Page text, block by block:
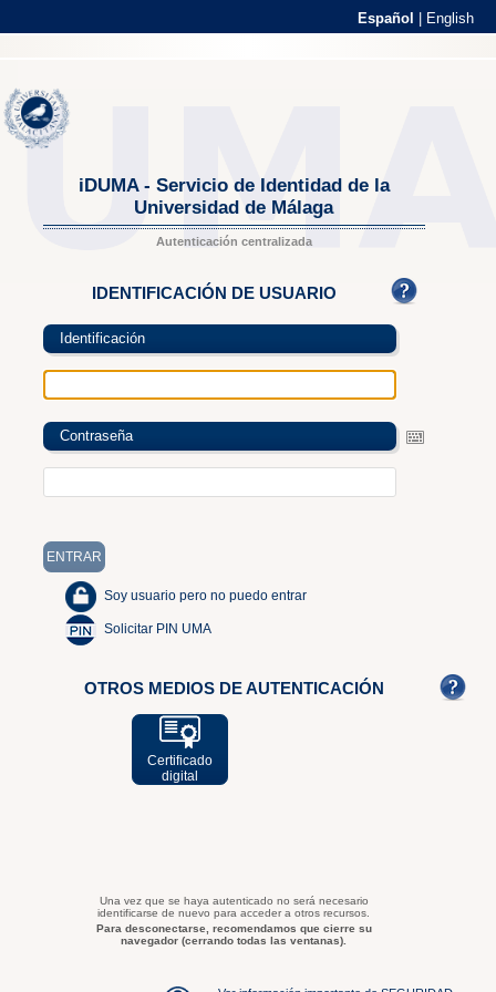
Español English
iDUMA - Servicio de Identidad de la
Universidad de Málaga
Autenticación centralizada
IDENTIFICACIÓN DE USUARIO
Identificación
Contraseña
Soy usuario pero no puedo entrar
Solicitar PIN UMA
OTROS MEDIOS DE AUTENTICACIÓN
Certificado
digital
Una vez que se haya autenticado no será necesario
identificarse de nuevo para acceder a otros recursos.
Para desconectarse, recomendamos que cierre su
navegador (cerrando todas las ventanas).